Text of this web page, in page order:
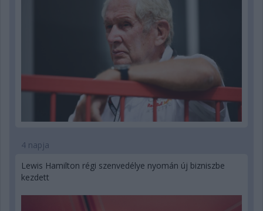
4 napja
Lewis Hamilton régi szenvedélye nyomán új bizniszbe
kezdett